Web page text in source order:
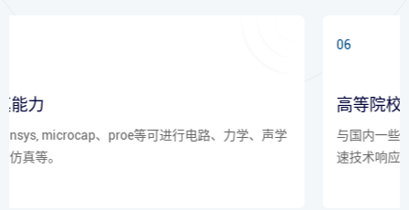
高等院校和机构的合作
与国内一些高等院校及国家声学科研机,构紧密合作，提供快
速技术响应。